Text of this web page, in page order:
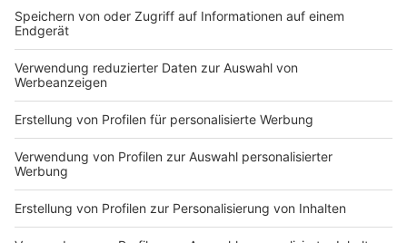
DEINE GEMERKTEN ARTIKEL
Du hast dir noch keine Artikel gemerkt
Markiere sie hierfür mit einem